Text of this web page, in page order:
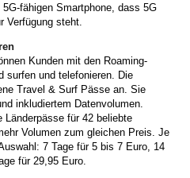
fähigen Smartphone, dass 5G
Verfügung steht.
Kunden mit den Roaming-
surfen und telefonieren. Die
Travel & Surf Pässe an. Sie
inkludiertem Datenvolumen.
Länderpässe für 42 beliebte
Volumen zum gleichen Preis. Je
7 Tage für 5 bis 7 Euro, 14
für 29,95 Euro.